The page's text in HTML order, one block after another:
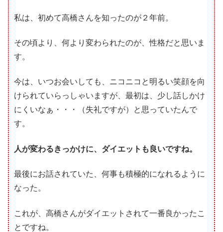
私は、初めて高橋さんを知ったのが２年前。
その頃より、何より変わられたのが、性格だと思いま
す。
今は、いつお会いしても、ニコニコと明るい笑顔を向
けられていらっしゃいますが、最初は、少し話しかけ
にくいなぁ・・・（失礼ですが）と思っていたんで
す。
人が変わるきっかけに、ダイエットも良いですね。
最後にお話されていた、何事も積極的になれるように
なった。
これが、高橋さんがダイエットされて一番良かったこ
とですね。